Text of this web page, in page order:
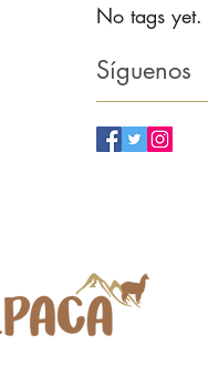
No tags yet.
Síguenos